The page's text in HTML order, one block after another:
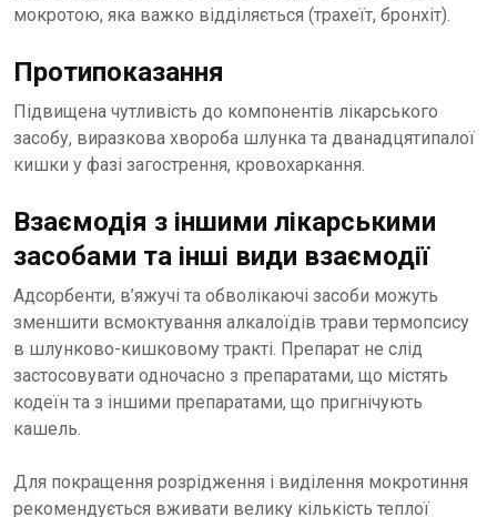
мокротою, яка важко відділяється (трахеїт, бронхіт).
Протипоказання
Підвищена чутливість до компонентів лікарського
засобу, виразкова хвороба шлунка та дванадцятипалої
кишки у фазі загострення, кровохаркання.
Взаємодія з іншими лікарськими
засобами та інші види взаємодії
Адсорбенти, в’яжучі та обволікаючі засоби можуть
зменшити всмоктування алкалоїдів трави термопсису
в шлунково-кишковому тракті. Препарат не слід
застосовувати одночасно з препаратами, що містять
кодеїн та з іншими препаратами, що пригнічують
кашель.
Для покращення розрідження і виділення мокротиння
рекомендується вживати велику кількість теплої